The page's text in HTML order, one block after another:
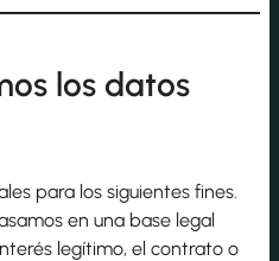
los datos
para los siguientes fines.
en una base legal
legítimo, el contrato o